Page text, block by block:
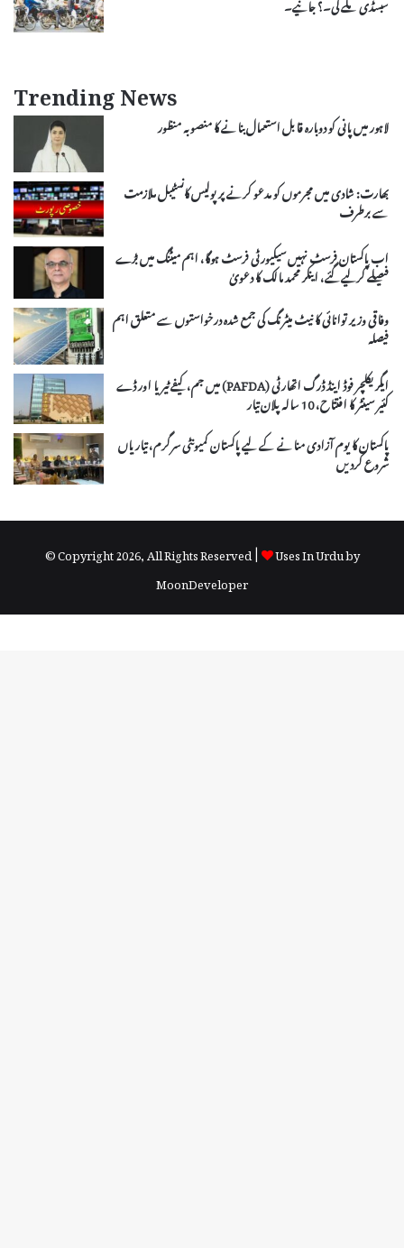
Trending News
لاہور میں پانی کو دوبارہ قابل استعمال بنانے کا منصوبہ منظور
بھارت: شادی میں مجرموں کو مدعو کرنے پر پولیس کانسٹیبل ملازمت
سے برطرف
اب پاکستان فرسٹ نہیں سیکیورٹی فرسٹ ہوگا، اہم میٹنگ میں بڑے
فیصلے کرلیے گئے، اینکر محمد مالک کا دعویٰ
وفاقی وزیر توانائی کا نیٹ میٹرنگ کی جمع شدہ درخواستوں سے متعلق اہم
فیصلہ
ایگریکلچر فوڈ اینڈ ڈرگ اتھارٹی (PAFDA) میں جم، کیفے ٹیریا اور ڈے
کئیر سینٹر کا افتتاح، 10 سالہ پلان تیار
پاکستان کا یوم آزادی منانے کے لیے پاکستان کمیونٹی سرگرم، تیاریاں
شروع کردیں
© Copyright 2026, All Rights Reserved |
Uses In Urdu by
MoonDeveloper